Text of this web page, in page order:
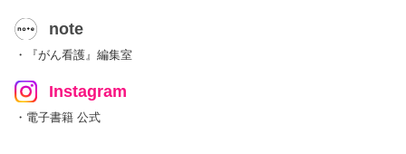
note
・『がん看護』編集室
Instagram
・電子書籍 公式